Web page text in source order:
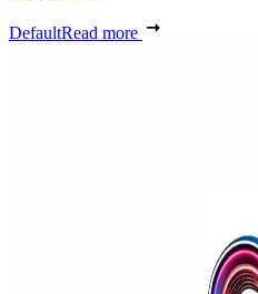
DefaultRead more